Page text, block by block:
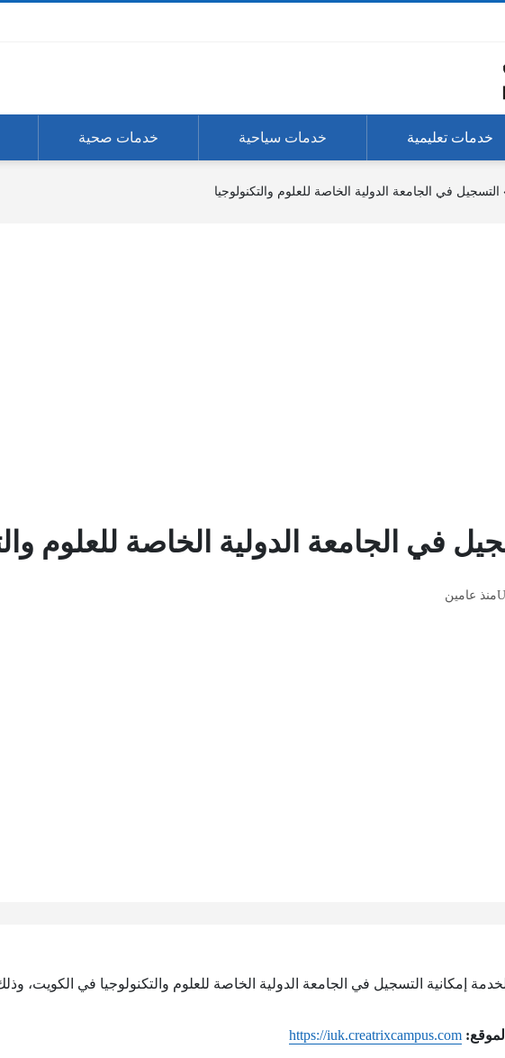
خدمات تعليمية خدمات سياحية خدمات صحية
التسجيل في الجامعة الدولية الخاصة للعلوم والتكنولوجيا
في الجامعة الدولية الخاصة للعلوم
منذ عامين
إمكانية التسجيل في الجامعة الدولية الخاصة للعلوم والتكنولوجيا في الكويت،
https://iuk.creatrixcampus.com